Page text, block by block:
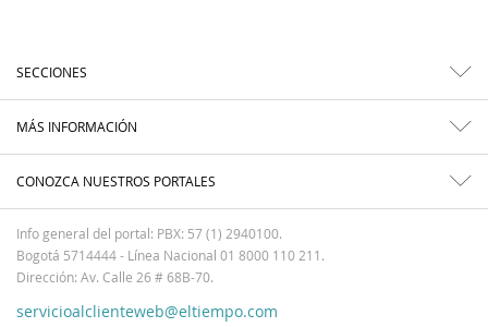
SECCIONES
MÁS INFORMACIÓN
CONOZCA NUESTROS PORTALES
Info general del portal: PBX: 57 (1) 2940100.
Bogotá 5714444 - Línea Nacional 01 8000 110 211.
Dirección: Av. Calle 26 # 68B-70.
servicioalclienteweb@eltiempo.com